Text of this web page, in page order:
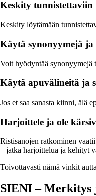
Keskity
Keskity löytämään
Käytä synonyymejä ja
Voit hyödyntää synonyymejä
Käytä apuvälineitä ja
Jos et saa sanasta kiinni, älä
Harjoittele ja ole
Ristisanojen ratkominen
– jatka harjoittelua ja kehityt
Toivottavasti nämä vinkit
SIENI – Merkitys